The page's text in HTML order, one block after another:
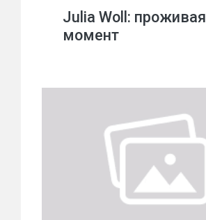
Julia Woll: проживая
момент